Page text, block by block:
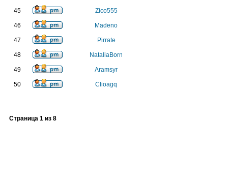
45 Zico555
46 Madeno
47 Pirrate
48 NataliaBorn
49 Aramsyr
50 Clioagq
Страница 1 из 8